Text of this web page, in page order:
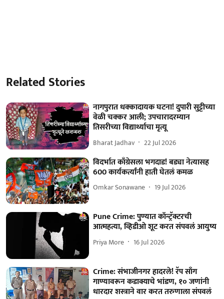
Related Stories
नागपुरात धक्कादायक घटना! दुपारी सुट्टीच्या
वेळी चक्कर आली; उपचारादरम्यान
तिसरीच्या विद्यार्थ्याचा मृत्यू
Bharat Jadhav 22 Jul 2026
विदर्भात काँग्रेसला भगदाड! बड्या नेत्यासह
600 कार्यकर्त्यांनी हाती घेतलं कमळ
Omkar Sonawane 19 Jul 2026
Pune Crime: पुण्यात कॉन्ट्रॅक्टरची
आत्महत्या, व्हिडीओ शूट करत संपवलं आयुष्य
Priya More 16 Jul 2026
Crime: संभाजीनगर हादरले! रॅप साँग
गाण्यावरून कडाक्याचे भांडण, १० जणांनी
धारदार शस्त्राने वार करत तरुणाला संपवलं